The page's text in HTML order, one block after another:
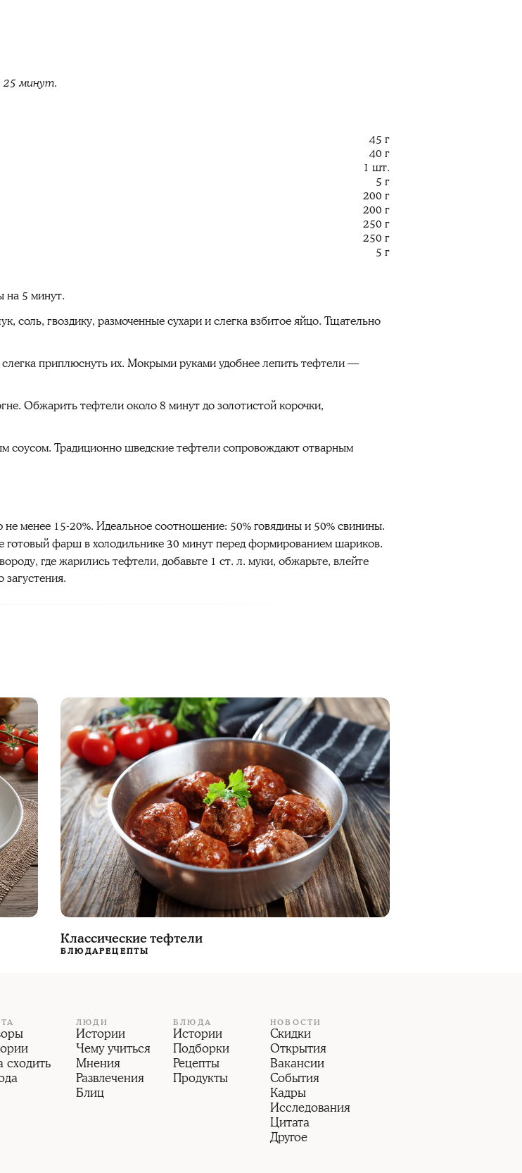
25 минут.
45 г
40 г
1 шт.
5 г
200 г
200 г
250 г
250 г
5 г
на 5 минут.
гвоздику, размоченные сухари и слегка взбитое яйцо. Тщательно
приплюснуть их. Мокрыми руками удобнее лепить тефтели —
Обжарить тефтели около 8 минут до золотистой корочки,
соусом. Традиционно шведские тефтели сопровождают отварным
менее 15-20%. Идеальное соотношение: 50% говядины и 50% свинины.
фарш в холодильнике 30 минут перед формированием шариков.
где жарились тефтели, добавьте 1 ст. л. муки, обжарьте, влейте
Классические тефтели
БЛЮДАРЕЦЕПТЫ
сходить
ЛЮДИ
Истории
Чему учиться
Мнения
Развлечения
Блиц
БЛЮДА
Истории
Подборки
Рецепты
Продукты
НОВОСТИ
Скидки
Открытия
Вакансии
События
Кадры
Исследования
Цитата
Другое